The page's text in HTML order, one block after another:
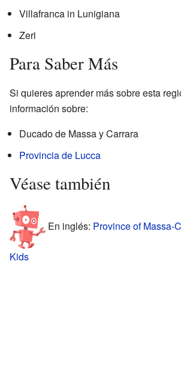
Villafranca in Lunigiana
Zeri
Para Saber Más
Si quieres aprender más sobre esta
información sobre:
Ducado de Massa y Carrara
Provincia de Lucca
Véase también
En inglés: Province of Massa-
Kids